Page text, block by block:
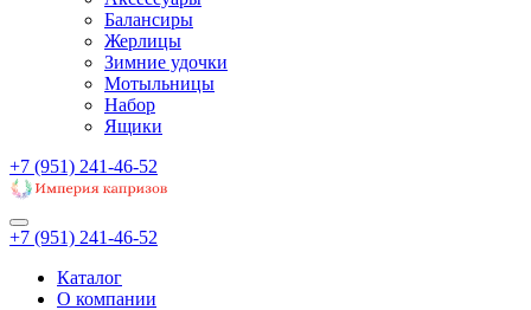
Балансиры
Жерлицы
Зимние удочки
Мотыльницы
Набор
Ящики
+7 (951) 241-46-52
+7 (951) 241-46-52
Каталог
О компании